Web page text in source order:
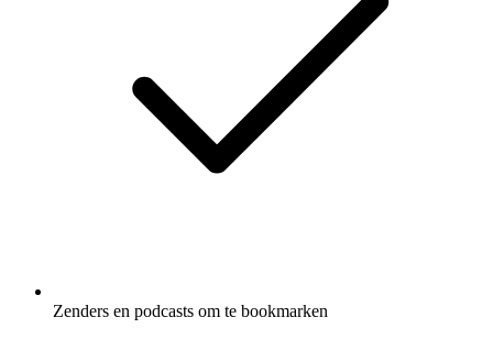
Zenders en podcasts om te bookmarken